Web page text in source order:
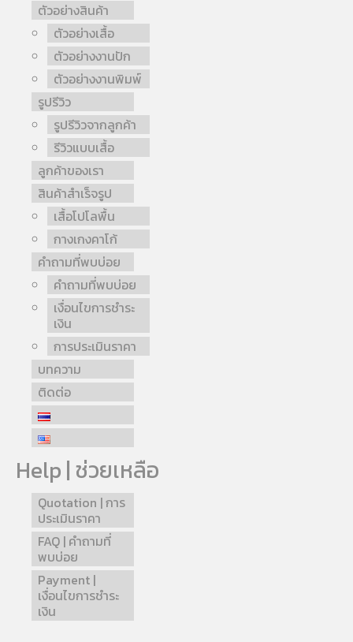
ตัวอย่างสินค้า
ตัวอย่างเสื้อ
ตัวอย่างงานปัก
ตัวอย่างงานพิมพ์
รูปรีวิว
รูปรีวิวจากลูกค้า
รีวิวแบบเสื้อ
ลูกค้าของเรา
สินค้าสำเร็จรูป
เสื้อโปโลพื้น
กางเกงคาโก้
คำถามที่พบบ่อย
คำถามที่พบบ่อย
เงื่อนไขการชำระ
เงิน
การประเมินราคา
บทความ
ติดต่อ
Help | ช่วยเหลือ
Quotation | การ
ประเมินราคา
FAQ | คำถามที่
พบบ่อย
Payment |
เงื่อนไขการชำระ
เงิน